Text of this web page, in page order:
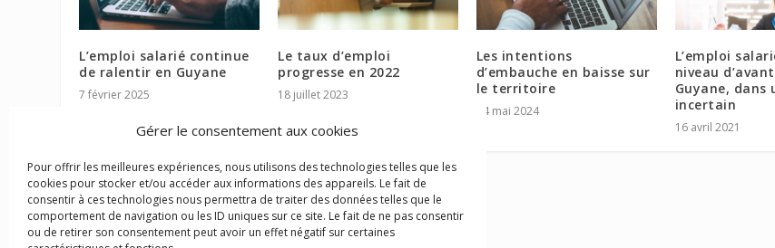
Gérer le consentement aux cookies
Pour offrir les meilleures expériences, nous utilisons des technologies telles que les
cookies pour stocker et/ou accéder aux informations des appareils. Le fait de
consentir à ces technologies nous permettra de traiter des données telles que le
comportement de navigation ou les ID uniques sur ce site. Le fait de ne pas consentir
ou de retirer son consentement peut avoir un effet négatif sur certaines
L’emploi salarié continue
de ralentir en Guyane
7 février 2025
Le taux d’emploi
progresse en 2022
18 juillet 2023
Les intentions
d’embauche en baisse sur
le territoire
24 mai 2024
L’emploi
niveau
Guyane, dans
incertain
16 avril 2021